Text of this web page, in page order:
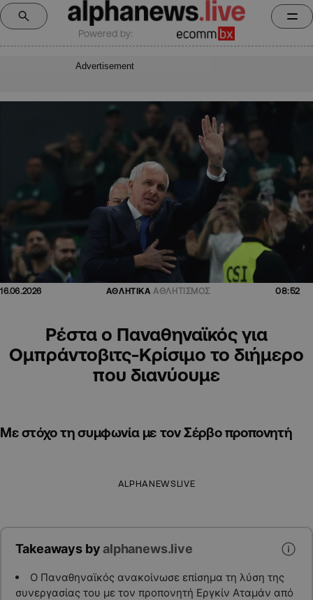
Powered by:
Advertisement
16.06.2026 ΑΘΛΗΤΙΚΑ ΑΘΛΗΤΙΣΜΟΣ 08:52
Ρέστα ο Παναθηναϊκός για
Ομπράντοβιτς-Κρίσιμο το διήμερο
που διανύουμε
Με στόχο τη συμφωνία με τον Σέρβο προπονητή
ALPHANEWSLIVE
Takeaways byalphanews.live
Ο Παναθηναϊκός ανακοίνωσε επίσημα τη λύση της
συνεργασίας του με τον προπονητή Εργκίν Αταμάν από